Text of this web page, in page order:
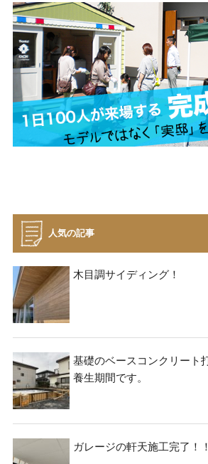
人気の記事
木目調サイディング！
基礎のベースコンクリート
養生期間です。
ガレージの軒天施工完了！！